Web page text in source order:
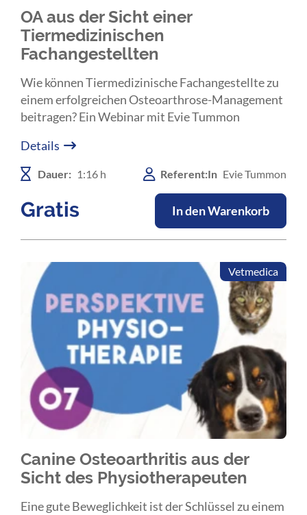
OA aus der Sicht einer
Tiermedizinischen
Fachangestellten
Wie können Tiermedizinische Fachangestellte zu
einem erfolgreichen Osteoarthrose-Management
beitragen? Ein Webinar mit Evie Tummon
Details
Dauer: 1:16 h Referent:In Evie Tummon
Gratis In den Warenkorb
Vetmedica
Canine Osteoarthritis aus der
Sicht des Physiotherapeuten
Eine gute Beweglichkeit ist der Schlüssel zu einem